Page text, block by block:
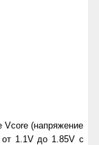
Vcore (напряжение
1.1V до 1.85V с